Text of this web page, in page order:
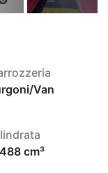
Van
cm³